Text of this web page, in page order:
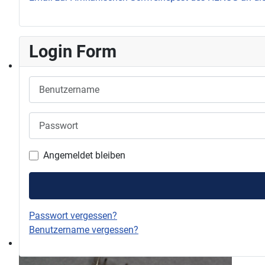
Login Form
Angemeldet bleiben
Passwort vergessen?
Benutzername vergessen?